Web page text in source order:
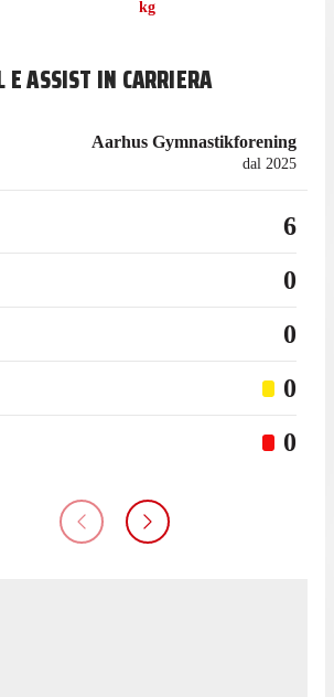
kg
E ASSIST IN CARRIERA
Aarhus Gymnastikforening
dal 2025
6
0
0
0
0